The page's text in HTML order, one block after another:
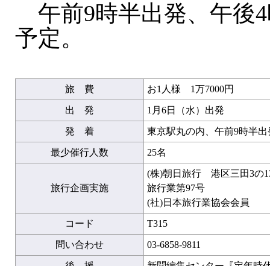
午前9時半出発、午後
予定。
旅 費 お1人様 1万7000円
出 発 1月6日（水）出発
発 着 東京駅丸の内、午前9時半
最少催行人数 25名
旅行企画実施
(株)朝日旅行 港区三田3の
旅行業第97号
(社)日本旅行業協会会員
コード T315
問い合わせ 03-6858-9811